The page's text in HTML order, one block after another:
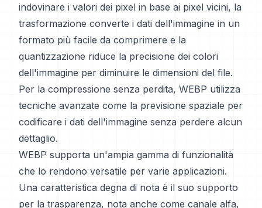
indovinare i valori dei pixel in base ai pixel vicini, la
trasformazione converte i dati dell'immagine in un
formato più facile da comprimere e la
quantizzazione riduce la precisione dei colori
dell'immagine per diminuire le dimensioni del file.
Per la compressione senza perdita, WEBP utilizza
tecniche avanzate come la previsione spaziale per
codificare i dati dell'immagine senza perdere alcun
dettaglio.
WEBP supporta un'ampia gamma di funzionalità
che lo rendono versatile per varie applicazioni.
Una caratteristica degna di nota è il suo supporto
per la trasparenza, nota anche come canale alfa,